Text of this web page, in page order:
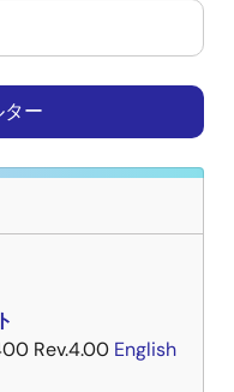
ー
Rev.4.00 English